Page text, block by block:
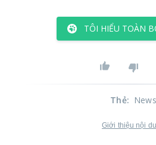
TÔI HIỂU TOÀN
Thẻ: News
Giới thiệu nội